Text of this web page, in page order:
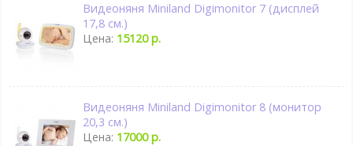
Видеоняня Miniland Digimonitor 7 (дисплей
17,8 см.)
Цена: 15120 р.
Видеоняня Miniland Digimonitor 8 (монитор
20,3 см.)
Цена: 17000 р.